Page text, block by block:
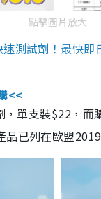
點擊圖片放大
測試劑！最快即
<<
單支裝$22，
已列在歐盟